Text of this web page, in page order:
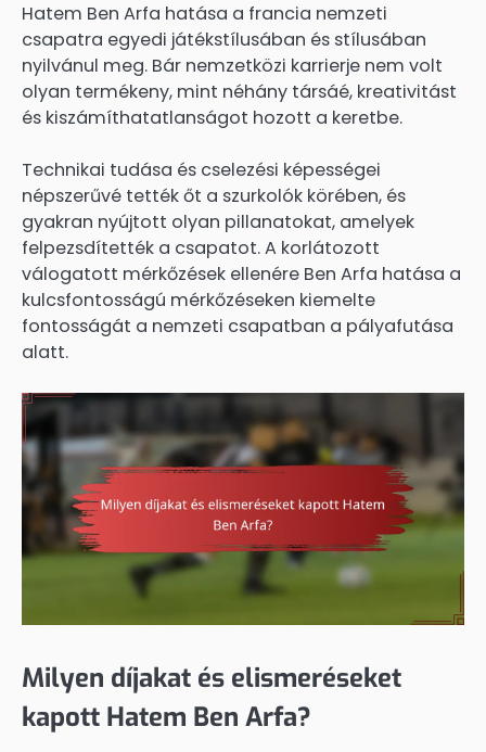
Hatem Ben Arfa hatása a francia nemzeti
csapatra egyedi játékstílusában és stílusában
nyilvánul meg. Bár nemzetközi karrierje nem volt
olyan termékeny, mint néhány társáé, kreativitást
és kiszámíthatatlanságot hozott a keretbe.
Technikai tudása és cselezési képességei
népszerűvé tették őt a szurkolók körében, és
gyakran nyújtott olyan pillanatokat, amelyek
felpezsdítették a csapatot. A korlátozott
válogatott mérkőzések ellenére Ben Arfa hatása a
kulcsfontosságú mérkőzéseken kiemelte
fontosságát a nemzeti csapatban a pályafutása
alatt.
Milyen díjakat és elismeréseket
kapott Hatem Ben Arfa?